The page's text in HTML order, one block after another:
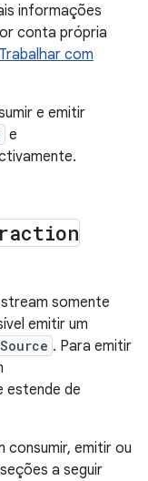
informações
conta própria
Trabalhar com
e emitir
e
somente
emitir um
. Para emitir
estende de
consumir, emitir ou
a seguir